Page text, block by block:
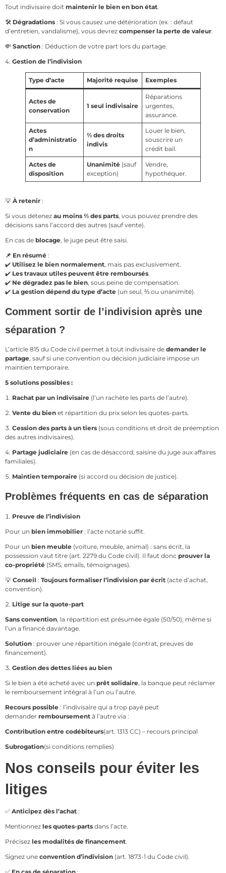
Tout indivisaire doit maintenir le bien en bon état.
🛠️ Dégradations : Si vous causez une détérioration (ex. : défaut
d’entretien, vandalisme), vous devrez compenser la perte de valeur.
💸 Sanction : Déduction de votre part lors du partage.
Gestion de l’indivision
Type d’acte Majorité requise Exemples
Actes de
conservation
1 seul indivisaire
Réparations
urgentes,
assurance.
Actes
d’administratio
n
⅔ des droits
indivis
Louer le bien,
souscrire un
crédit bail.
Actes de
disposition
Unanimité (sauf
exception)
Vendre,
hypothéquer.
💡 À retenir :
Si vous détenez au moins ⅔ des parts, vous pouvez prendre des
décisions sans l’accord des autres (sauf vente).
En cas de blocage, le juge peut être saisi.
📌 En résumé :
✔️ Utilisez le bien normalement, mais pas exclusivement.
✔️ Les travaux utiles peuvent être remboursés.
✔️ Ne dégradez pas le bien, sous peine de compensation.
✔️ La gestion dépend du type d’acte (un seul, ⅔ ou unanimité).
Comment sortir de l’indivision après une
séparation ?
L’article 815 du Code civil permet à tout indivisaire de demander le
partage, sauf si une convention ou décision judiciaire impose un
maintien temporaire.
5 solutions possibles :
Rachat par un indivisaire (l’un rachète les parts de l’autre).
Vente du bien et répartition du prix selon les quotes-parts.
Cession des parts à un tiers (sous conditions et droit de préemption
des autres indivisaires).
Partage judiciaire (en cas de désaccord, saisine du juge aux affaires
familiales).
Maintien temporaire (si accord ou décision de justice).
Problèmes fréquents en cas de séparation
Preuve de l’indivision
Pour un bien immobilier : l’acte notarié suffit.
Pour un bien meuble (voiture, meuble, animal) : sans écrit, la
possession vaut titre (art. 2279 du Code civil). Il faut donc prouver la
co-propriété (SMS, emails, témoignages).
💡 Conseil : Toujours formaliser l’indivision par écrit (acte d’achat,
convention).
Litige sur la quote-part
Sans convention, la répartition est présumée égale (50/50), même si
l’un a financé davantage.
Solution : prouver une répartition inégale (contrat, preuves de
financement).
Gestion des dettes liées au bien
Si le bien a été acheté avec un prêt solidaire, la banque peut réclamer
le remboursement intégral à l’un ou l’autre.
Recours possible : l’indivisaire qui a trop payé peut
demander remboursement à l’autre via :
Contribution entre codébiteurs(art. 1313 CC) – recours principal
Subrogation(si conditions remplies)
Nos conseils pour éviter les
litiges
✅ Anticipez dès l’achat :
Mentionnez les quotes-parts dans l’acte.
Précisez les modalités de financement.
Signez une convention d’indivision (art. 1873-1 du Code civil).